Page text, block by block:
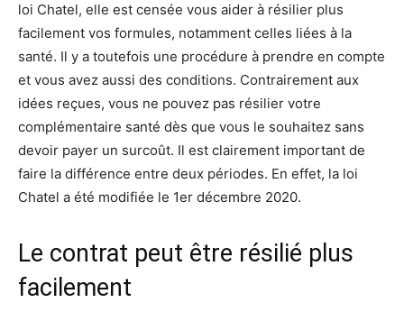
loi Chatel, elle est censée vous aider à résilier plus
facilement vos formules, notamment celles liées à la
santé. Il y a toutefois une procédure à prendre en compte
et vous avez aussi des conditions. Contrairement aux
idées reçues, vous ne pouvez pas résilier votre
complémentaire santé dès que vous le souhaitez sans
devoir payer un surcoût. Il est clairement important de
faire la différence entre deux périodes. En effet, la loi
Chatel a été modifiée le 1er décembre 2020.
Le contrat peut être résilié plus
facilement